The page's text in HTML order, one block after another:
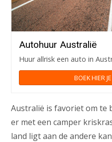
Autohuur Australië
Huur allrisk een auto in
BOEK HIER
Australië is favoriet om te
er met een camper
land ligt aan de andere